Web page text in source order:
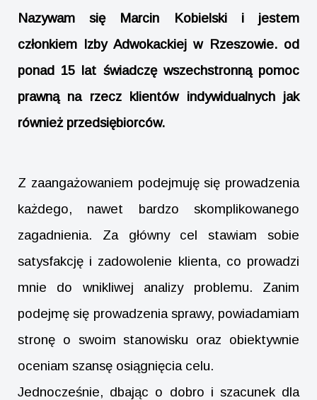
Nazywam się Marcin Kobielski i jestem
członkiem Izby Adwokackiej w Rzeszowie. od
ponad 15 lat świadczę wszechstronną pomoc
prawną na rzecz klientów indywidualnych jak
również przedsiębiorców.
Z zaangażowaniem podejmuję się prowadzenia
każdego, nawet bardzo skomplikowanego
zagadnienia. Za główny cel stawiam sobie
satysfakcję i zadowolenie klienta, co prowadzi
mnie do wnikliwej analizy problemu. Zanim
podejmę się prowadzenia sprawy, powiadamiam
stronę o swoim stanowisku oraz obiektywnie
oceniam szansę osiągnięcia celu.
Jednocześnie, dbając o dobro i szacunek dla